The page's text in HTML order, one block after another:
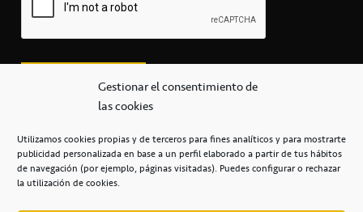
Gestionar el consentimiento de
las cookies
Utilizamos cookies propias y de terceros para fines analíticos y para mostrarte
publicidad personalizada en base a un perfil elaborado a partir de tus hábitos
de navegación (por ejemplo, páginas visitadas). Puedes configurar o rechazar
la utilización de cookies.
secretaria@cbcanarias.es
+34 922 253 684